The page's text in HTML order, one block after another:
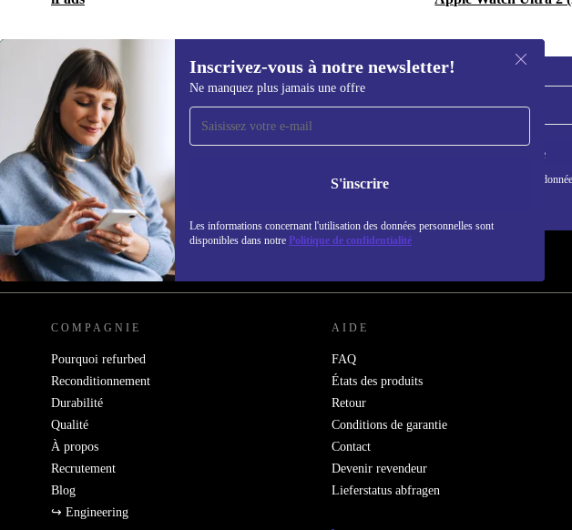
Inscrivez-vous à notre newsletter!
Ne manquez plus jamais une offre
S'inscrire
Les informations concernant l'utilisation des données personnelles sont
disponibles dans notre Politique de confidentialité
Recevoir offres et infos de
refurbed par mail
Ne manquez plus aucune offre.
S'inscrire
Retrouvez les informations sur l'utilisation des
REFURBED FRANCE - RETHINK NEW.
COMPAGNIE
Pourquoi refurbed
Reconditionnement
Durabilité
Qualité
À propos
Recrutement
Blog
↪ Engineering
AIDE
FAQ
États des produits
Retour
Conditions de garantie
Contact
Devenir revendeur
Lieferstatus abfragen